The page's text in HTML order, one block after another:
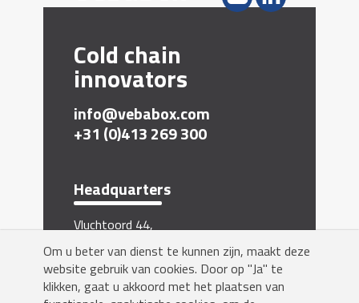
Om u beter van dienst te kunnen zijn, maakt deze
website gebruik van cookies. Door op "Ja" te
klikken, gaat u akkoord met het plaatsen van
Cold chain
innovators
info@vebabox.com
+31 (0)413 269 300
Headquarters
Vluchtoord 44,
Inschrijven nieuwsbrief